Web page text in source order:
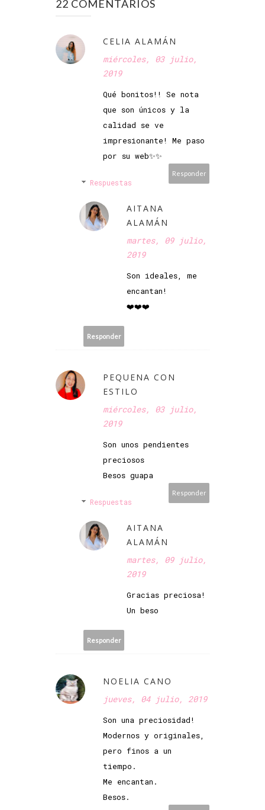
22 COMENTARIOS
CELIA ALAMÁN
miércoles, 03 julio,
2019
Qué bonitos!! Se nota
que son únicos y la
calidad se ve
impresionante! Me paso
por su web✨✨
Responder
Respuestas
AITANA
ALAMÁN
martes, 09 julio,
2019
Son ideales, me
encantan!
❤️❤️❤️
Responder
PEQUENA CON
ESTILO
miércoles, 03 julio,
2019
Son unos pendientes
preciosos
Besos guapa
Responder
Respuestas
AITANA
ALAMÁN
martes, 09 julio,
2019
Gracias preciosa!
Un beso
Responder
NOELIA CANO
jueves, 04 julio, 2019
Son una preciosidad!
Modernos y originales,
pero finos a un
tiempo.
Me encantan.
Besos.